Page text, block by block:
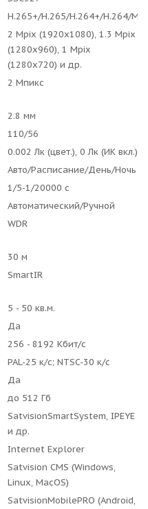
H.265+/H.265/H.264+/H.264/
2 Mpix (1920x1080), 1.3 Mpix
(1280x960), 1 Mpix
(1280x720) и др.
2 Мпикс
2.8 мм
110/56
0.002 Лк (цвет.), 0 Лк (ИК вкл.)
Авто/Расписание/День/Ночь
1/5-1/20000 c
Автоматический/Ручной
WDR
30 м
SmartIR
5 - 50 кв.м.
Да
256 - 8192 Кбит/с
PAL-25 к/с; NTSC-30 к/с
Да
до 512 Гб
SatvisionSmartSystem, IPEYE
и др.
Internet Explorer
Satvision CMS (Windows,
Linux, MacOS)
SatvisionMobilePRO (Android,